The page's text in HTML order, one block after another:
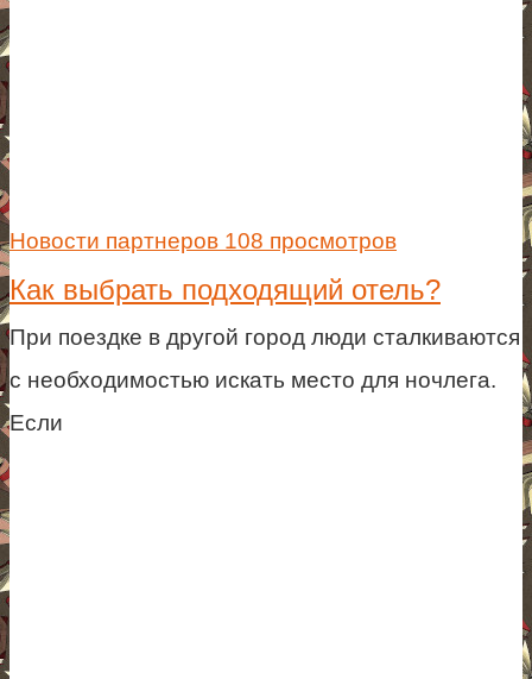
Новости партнеров 108 просмотров
Как выбрать подходящий отель?
При поездке в другой город люди сталкиваются
с необходимостью искать место для ночлега.
Если